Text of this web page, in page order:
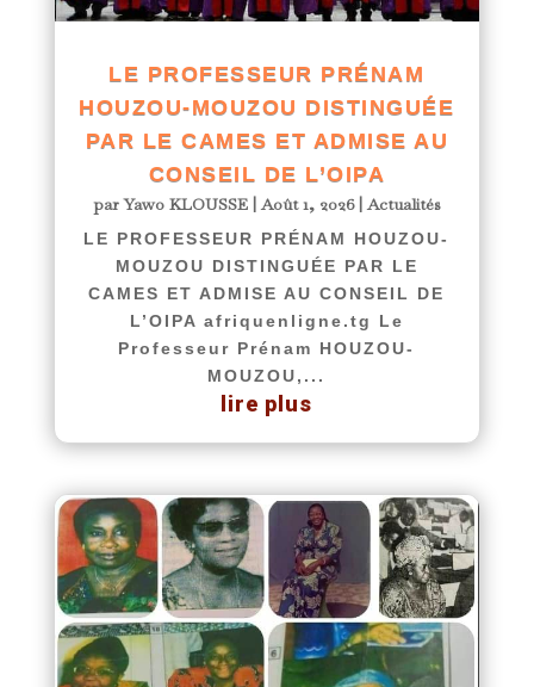
LE PROFESSEUR PRÉNAM
HOUZOU-MOUZOU DISTINGUÉE
PAR LE CAMES ET ADMISE AU
CONSEIL DE L’OIPA
parYawo KLOUSSE|Août 1, 2026|Actualités
LE PROFESSEUR PRÉNAM HOUZOU-
MOUZOU DISTINGUÉE PAR LE
CAMES ET ADMISE AU CONSEIL DE
L’OIPA afriquenligne.tg Le
Professeur Prénam HOUZOU-
MOUZOU,...
lire plus